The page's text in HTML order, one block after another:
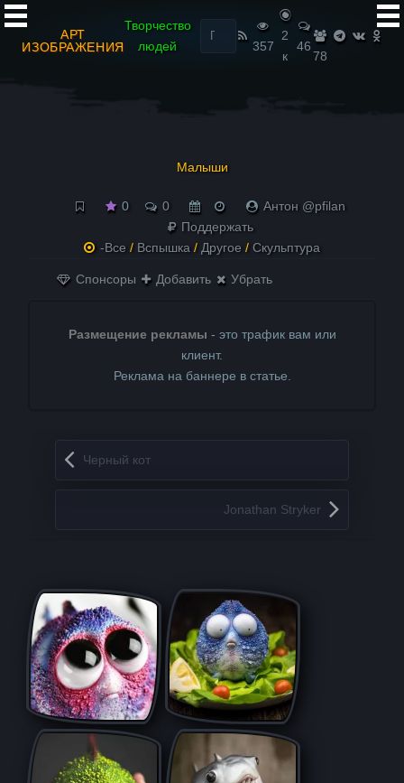
АРТ
ИЗОБРАЖЕНИЯ
Творчество
людей
Найти:
357
2
к
46
78
Малыши
0 0
Антон @pfilan
Поддержать
-Все / Вспышка / Другое / Скульптура
Спонсоры Добавить Убрать
Размещение рекламы - это трафик вам или
клиент.
Реклама на баннере в статье.
Запись навигация
Черный кот
Jonathan Stryker